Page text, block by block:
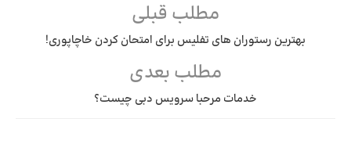
مطلب قبلی
بهترین رستوران های تفلیس برای امتحان کردن خاچاپوری!
مطلب بعدی
خدمات مرحبا سرویس دبی چیست؟